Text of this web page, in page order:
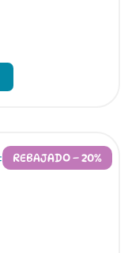
se
pueden
elegir
REBAJADO – 20%